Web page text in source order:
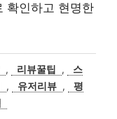
확인하고 현명한
, 리뷰꿀팁 ,
스
, 유저리뷰 ,
평